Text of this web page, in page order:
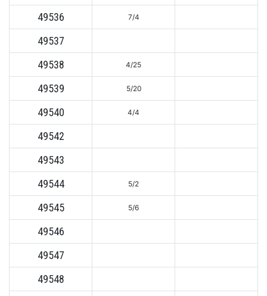
49536 7/4
49537
49538
4/25
49539 5/20
49540 4/4
49542
49543
49544
5/2
49545 5/6
49546
49547
49548